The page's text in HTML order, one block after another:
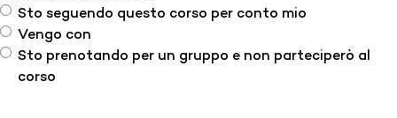
Sto seguendo questo corso per conto mio
Vengo con
Sto prenotando per un gruppo e non parteciperò al
corso